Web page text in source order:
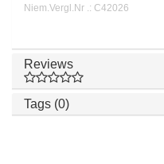
Niem.Vergl.Nr .: C42026
Reviews
Tags (0)